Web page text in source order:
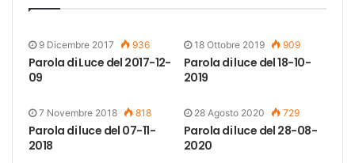
9 Dicembre 2017 936
Parola di Luce del 2017-12-
09
18 Ottobre 2019 909
Parola di luce del 18-10-
2019
7 Novembre 2018 818
Parola di luce del 07-11-
2018
28 Agosto 2020 729
Parola di luce del 28-08-
2020